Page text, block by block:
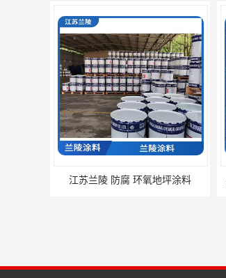
江苏兰陵 防腐 环氧地坪涂料